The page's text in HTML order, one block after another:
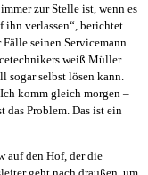
zur Stelle ist, wenn es
ihn verlassen“, berichtet
seinen Servicemann
weiß Müller
sogar selbst lösen kann.
komm gleich morgen –
das Problem. Das ist ein
auf den Hof, der die